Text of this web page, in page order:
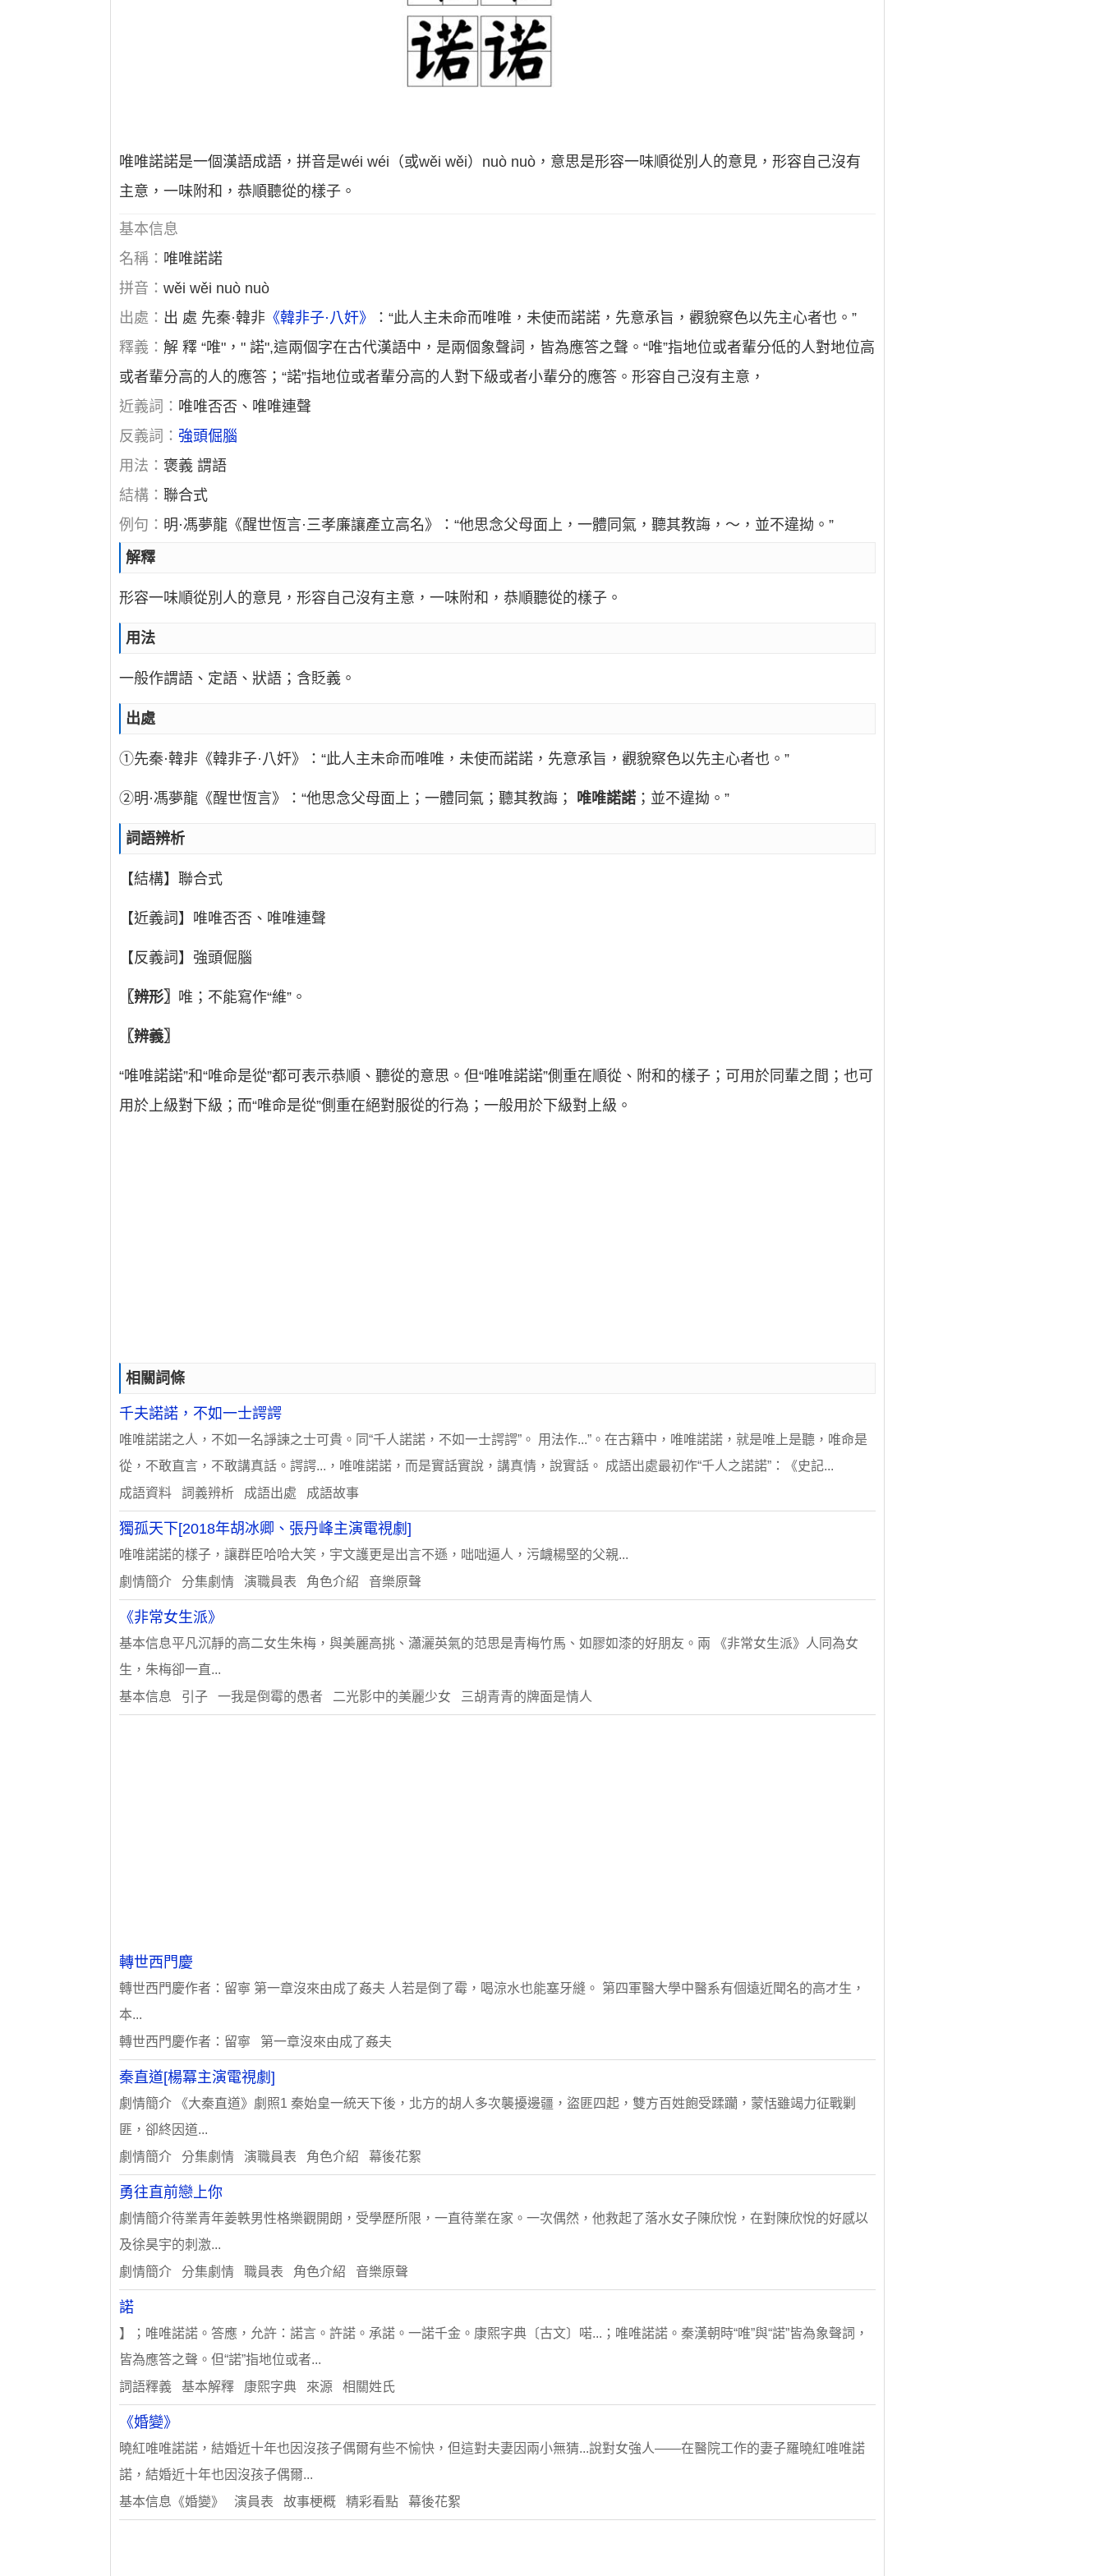
唯唯諾諾是一個漢語成語，拼音是wéi wéi（或wěi wěi）nuò nuò，意思是形容一味順從別人的意見，形容自己沒有
主意，一味附和，恭順聽從的樣子。
基本信息
名稱： 唯唯諾諾
拼音：wěi wěi nuò nuò
出處： 出 處 先秦·韓非 《韓非子·八奸》
：“此人主未命而唯唯，未使而諾諾，先意承旨，觀貌察色以先主心者也。”
釋義：解 釋 “唯"，" 諾",這兩個字在古代漢語中，是兩個象聲詞，皆為應答之聲。“唯”指地位或者輩分低的人對地位高
或者輩分高的人的應答；“諾”指地位或者輩分高的人對下級或者小輩分的應答。形容自己沒有主意，
近義詞： 唯唯否否、唯唯連聲
反義詞： 強頭倔腦
用法： 褒義 謂語
結構：聯合式
例句： 明·馮夢龍《醒世恆言·三孝廉讓產立高名》：“他思念父母面上，一體同氣，聽其教誨，～，並不違拗。”
解釋
形容一味順從別人的意見，形容自己沒有主意，一味附和，恭順聽從的樣子。
用法
一般作謂語、定語、狀語；含貶義。
出處
①先秦·韓非《韓非子·八奸》：“此人主未命而唯唯，未使而諾諾，先意承旨，觀貌察色以先主心者也。”
②明·馮夢龍《醒世恆言》：“他思念父母面上；一體同氣；聽其教誨； 唯唯諾諾 ；並不違拗。”
詞語辨析
【結構】聯合式
【近義詞】唯唯否否、唯唯連聲
【反義詞】強頭倔腦
〖辨形〗 唯；不能寫作“維”。
〖辨義〗
“唯唯諾諾”和“唯命是從”都可表示恭順、聽從的意思。但“唯唯諾諾”側重在順從、附和的樣子；可用於同輩之間；也可
用於上級對下級；而“唯命是從”側重在絕對服從的行為；一般用於下級對上級。
相關詞條
千夫諾諾，不如一士諤諤
唯唯諾諾之人，不如一名諍諫之士可貴。同“千人諾諾，不如一士諤諤”。 用法作...”。在古籍中，唯唯諾諾，就是唯上是聽，唯命是
從，不敢直言，不敢講真話。諤諤...，唯唯諾諾，而是實話實說，講真情，說實話。 成語出處最初作“千人之諾諾”：《史記...
成語資料 詞義辨析 成語出處 成語故事
獨孤天下[2018年胡冰卿、張丹峰主演電視劇]
唯唯諾諾的樣子，讓群臣哈哈大笑，宇文護更是出言不遜，咄咄逼人，污衊楊堅的父親...
劇情簡介 分集劇情 演職員表 角色介紹 音樂原聲
《非常女生派》
基本信息平凡沉靜的高二女生朱梅，與美麗高挑、瀟灑英氣的范思是青梅竹馬、如膠如漆的好朋友。兩 《非常女生派》人同為女
生，朱梅卻一直...
基本信息 引子 一我是倒霉的愚者 二光影中的美麗少女 三胡青青的牌面是情人
轉世西門慶
轉世西門慶作者：留寧 第一章沒來由成了姦夫 人若是倒了霉，喝涼水也能塞牙縫。 第四軍醫大學中醫系有個遠近聞名的高才生，
本...
轉世西門慶作者：留寧 第一章沒來由成了姦夫
秦直道[楊冪主演電視劇]
劇情簡介 《大秦直道》劇照1 秦始皇一統天下後，北方的胡人多次襲擾邊疆，盜匪四起，雙方百姓飽受蹂躪，蒙恬雖竭力征戰剿
匪，卻終因道...
劇情簡介 分集劇情 演職員表 角色介紹 幕後花絮
勇往直前戀上你
劇情簡介待業青年姜軼男性格樂觀開朗，受學歷所限，一直待業在家。一次偶然，他救起了落水女子陳欣悅，在對陳欣悅的好感以
及徐昊宇的刺激...
劇情簡介 分集劇情 職員表 角色介紹 音樂原聲
諾
】；唯唯諾諾。答應，允許：諾言。許諾。承諾。一諾千金。康熙字典〔古文〕喏...；唯唯諾諾。秦漢朝時“唯”與“諾”皆為象聲詞，
皆為應答之聲。但“諾”指地位或者...
詞語釋義 ​基本解釋 康熙字典 來源 相關姓氏
《婚變》
曉紅唯唯諾諾，結婚近十年也因沒孩子偶爾有些不愉快，但這對夫妻因兩小無猜...說對女強人——在醫院工作的妻子羅曉紅唯唯諾
諾，結婚近十年也因沒孩子偶爾...
基本信息《婚變》 演員表 故事梗概 精彩看點 幕後花絮